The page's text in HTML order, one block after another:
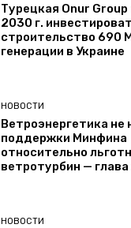
Турецкая Onur
2030 г.
строительство 690
генерации в Украине
НОВОСТИ
Ветроэнергетика не
поддержки Минфина
относительно
ветротурбин —
НОВОСТИ